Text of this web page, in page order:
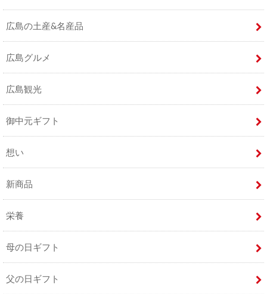
広島の土産&名産品
広島グルメ
広島観光
御中元ギフト
想い
新商品
栄養
母の日ギフト
父の日ギフト